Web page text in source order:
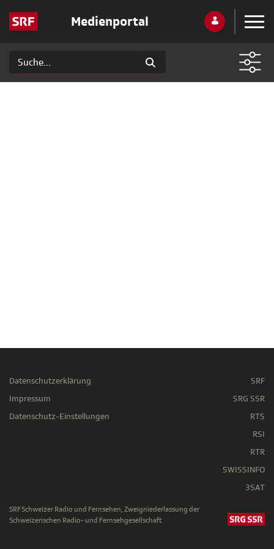
Medienportal
Datenschutzerklärung
Impressum
Datenschutz-Einstellungen
SRF
SRG SSR
RTS
RSI
RTR
SWISSINFO
3SAT
SRF Schweizer Radio und Fernsehen, Zweigniederlassung der
Schweizerischen Radio- und Fernsehgesellschaft